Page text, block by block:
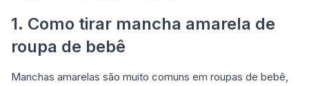
1. Como tirar mancha amarela de
roupa de bebê
Manchas amarelas são muito comuns em roupas de bebê,